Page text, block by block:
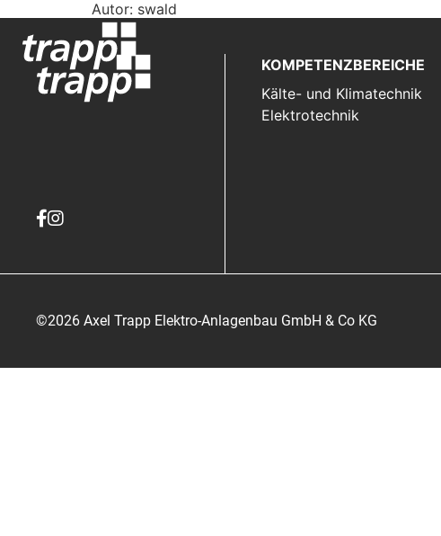
Autor: swald
KOMPETENZBEREICHE
Kälte- und Klimatechnik
Elektrotechnik
©2026 Axel Trapp Elektro-Anlagenbau GmbH & Co KG